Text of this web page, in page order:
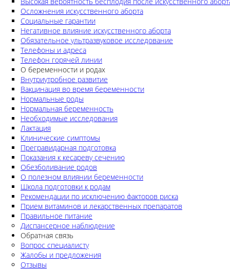
Осложнения искусственного аборта
Социальные гарантии
Негативное влияние искусственного аборта
Обязательное ультразвуковое исследование
Телефоны и адреса
Телефон горячей линии
О беременности и родах
Внутриутробное развитие
Вакцинация во время беременности
Нормальные роды
Нормальная беременность
Необходимые исследования
Лактация
Клинические симптомы
Прегравидарная подготовка
Показания к кесареву сечению
Обезболивание родов
О полезном влиянии беременности
Школа подготовки к родам
Рекомендации по исключению факторов риска
Прием витаминов и лекарственных препаратов
Правильное питание
Диспансерное наблюдение
Обратная связь
Вопрос специалисту
Жалобы и предложения
Отзывы